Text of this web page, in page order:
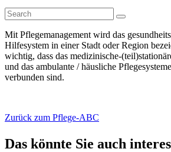
Mit Pflegemanagement wird das
Hilfesystem in einer Stadt oder Region
wichtig, dass das medizinische-
und das ambulante / häusliche
verbunden sind.
Zurück zum Pflege-ABC
Das könnte Sie auch